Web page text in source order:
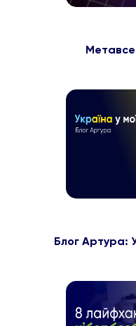
Блог Артура: